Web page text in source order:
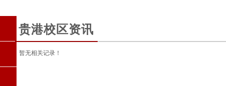
贵港校区资讯
暂无相关记录！